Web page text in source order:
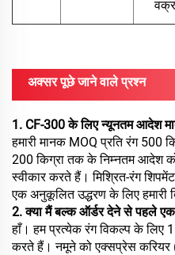
अक्सर पूछे जाने वाले प्रश्न
1. CF-300 के लिए न्यूनतम आदेश
हमारी मानक MOQ प्रति रंग 500
200 किग्रा तक के निम्नतम आदेश
स्वीकार करते हैं। मिश्रित-रंग
एक अनुकूलित उद्धरण के लिए हमारी
2. क्या मैं बल्क ऑर्डर देने से पहले
हाँ। हम प्रत्येक रंग विकल्प के लिए
करते हैं। नमूने को एक्सप्रेस